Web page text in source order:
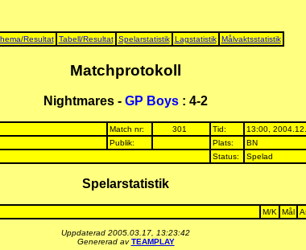
Resultat Tabell/Resultat Spelarstatistik Lagstatistik Målvaktsstatistik
Matchprotokoll
Nightmares - GP Boys : 4-2
Match nr: 301 Tid:
13:00,
Publik: Plats:
BN
Status: Spelad
Spelarstatistik
M/K Mål
Uppdaterad 2005.03.17, 13:23:42
Genererad avTEAMPLAY